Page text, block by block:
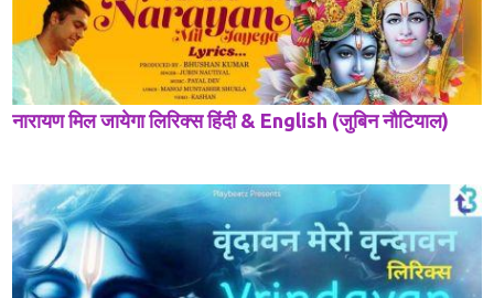
नारायण मिल जायेगा लिरिक्स हिंदी & English (जुबिन नौटियाल)